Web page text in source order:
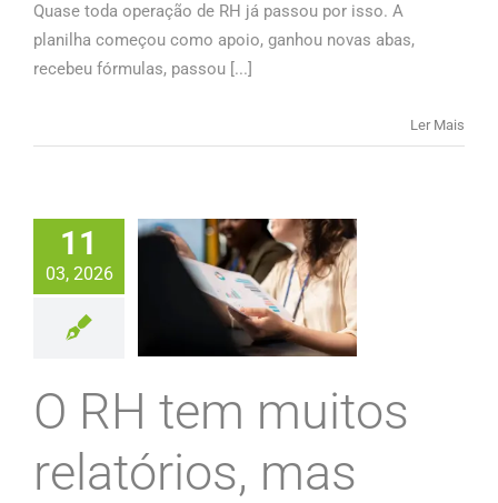
Quase toda operação de RH já passou por isso. A
planilha começou como apoio, ganhou novas abas,
recebeu fórmulas, passou [...]
Ler Mais
11
03, 2026
O RH tem muitos
relatórios, mas